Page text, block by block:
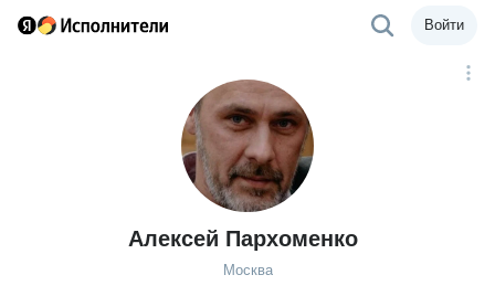
Войти
Алексей Пархоменко
Москва